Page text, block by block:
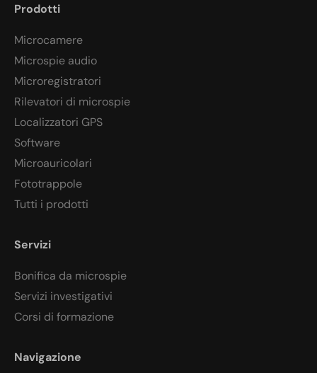
Prodotti
Microcamere
Microspie audio
Microregistratori
Rilevatori di microspie
Localizzatori GPS
Software
Microauricolari
Fototrappole
Tutti i prodotti
Servizi
Bonifica da microspie
Servizi investigativi
Corsi di formazione
Navigazione